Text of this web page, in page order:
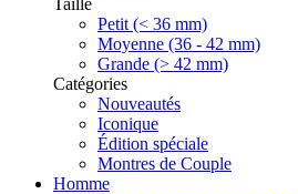
Petit (< 36 mm)
Moyenne (36 - 42 mm)
Grande (> 42 mm)
Catégories
Nouveautés
Iconique
Édition spéciale
Montres de Couple
Homme